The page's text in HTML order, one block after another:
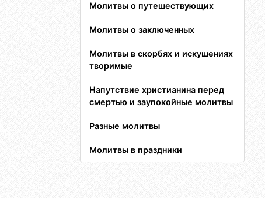
Молитвы о путешествующих
Молитвы о заключенных
Молитвы в скорбях и искушениях
творимые
Напутствие христианина перед
смертью и заупокойные молитвы
Разные молитвы
Молитвы в праздники